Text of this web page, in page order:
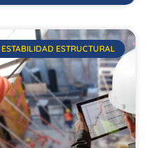
ESTABILIDAD ESTRUCTURAL